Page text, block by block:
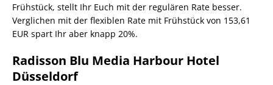
Frühstück, stellt Ihr Euch mit der regulären Rate besser.
Verglichen mit der flexiblen Rate mit Frühstück von 153,61
EUR spart Ihr aber knapp 20%.
Radisson Blu Media Harbour Hotel
Düsseldorf